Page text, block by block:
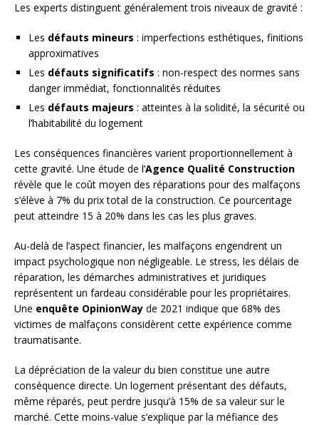
Les experts distinguent généralement trois niveaux de gravité :
Les défauts mineurs : imperfections esthétiques, finitions
approximatives
Les défauts significatifs : non-respect des normes sans
danger immédiat, fonctionnalités réduites
Les défauts majeurs : atteintes à la solidité, la sécurité ou
l’habitabilité du logement
Les conséquences financières varient proportionnellement à
cette gravité. Une étude de l’Agence Qualité Construction
révèle que le coût moyen des réparations pour des malfaçons
s’élève à 7% du prix total de la construction. Ce pourcentage
peut atteindre 15 à 20% dans les cas les plus graves.
Au-delà de l’aspect financier, les malfaçons engendrent un
impact psychologique non négligeable. Le stress, les délais de
réparation, les démarches administratives et juridiques
représentent un fardeau considérable pour les propriétaires.
Une enquête OpinionWay de 2021 indique que 68% des
victimes de malfaçons considèrent cette expérience comme
traumatisante.
La dépréciation de la valeur du bien constitue une autre
conséquence directe. Un logement présentant des défauts,
même réparés, peut perdre jusqu’à 15% de sa valeur sur le
marché. Cette moins-value s’explique par la méfiance des